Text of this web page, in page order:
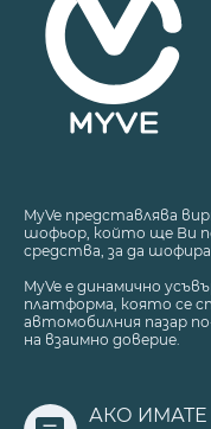
MyVe представлява
шофьор, който ще Ви
средства, за да
MyVe е динамично
платформа, която се
автомобилния пазар
на взаимно доверие.
АКО